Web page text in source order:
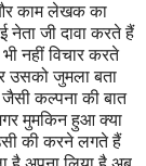
काम लेखक का
नेता जी दावा करते हैं
नहीं विचार करते
उसको जुमला बता
कल्पना की बात
मुमकिन हुआ क्या
की करने लगते हैं